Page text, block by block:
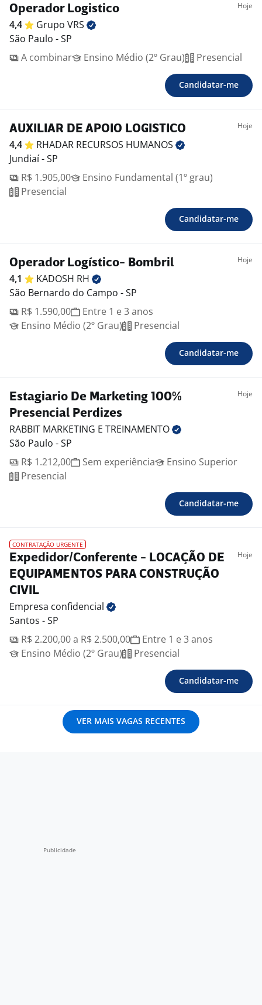
Operador Logistico Hoje
4,4 Grupo VRS
São Paulo - SP
A combinar
Ensino Médio (2º Grau) Presencial
Candidatar-me
AUXILIAR DE APOIO LOGISTICO Hoje
4,4 RHADAR RECURSOS HUMANOS
Jundiaí - SP
R$ 1.905,00
Ensino Fundamental (1º grau)
Presencial
Candidatar-me
Operador Logístico- Bombril Hoje
4,1 KADOSH RH
São Bernardo do Campo - SP
R$ 1.590,00
Entre 1 e 3 anos
Ensino Médio (2º Grau)
Presencial
Candidatar-me
Estagiario De Marketing 100%
Presencial Perdizes
Hoje
RABBIT MARKETING E TREINAMENTO
São Paulo - SP
R$ 1.212,00
Sem experiência
Ensino Superior
Presencial
Candidatar-me
CONTRATAÇÃO URGENTE
Expedidor/Conferente - LOCAÇÃO DE
EQUIPAMENTOS PARA CONSTRUÇÃO
CIVIL
Hoje
Empresa confidencial
Santos - SP
R$ 2.200,00 a R$ 2.500,00
Entre 1 e 3 anos
Ensino Médio (2º Grau)
Presencial
Candidatar-me
VER MAIS VAGAS RECENTES